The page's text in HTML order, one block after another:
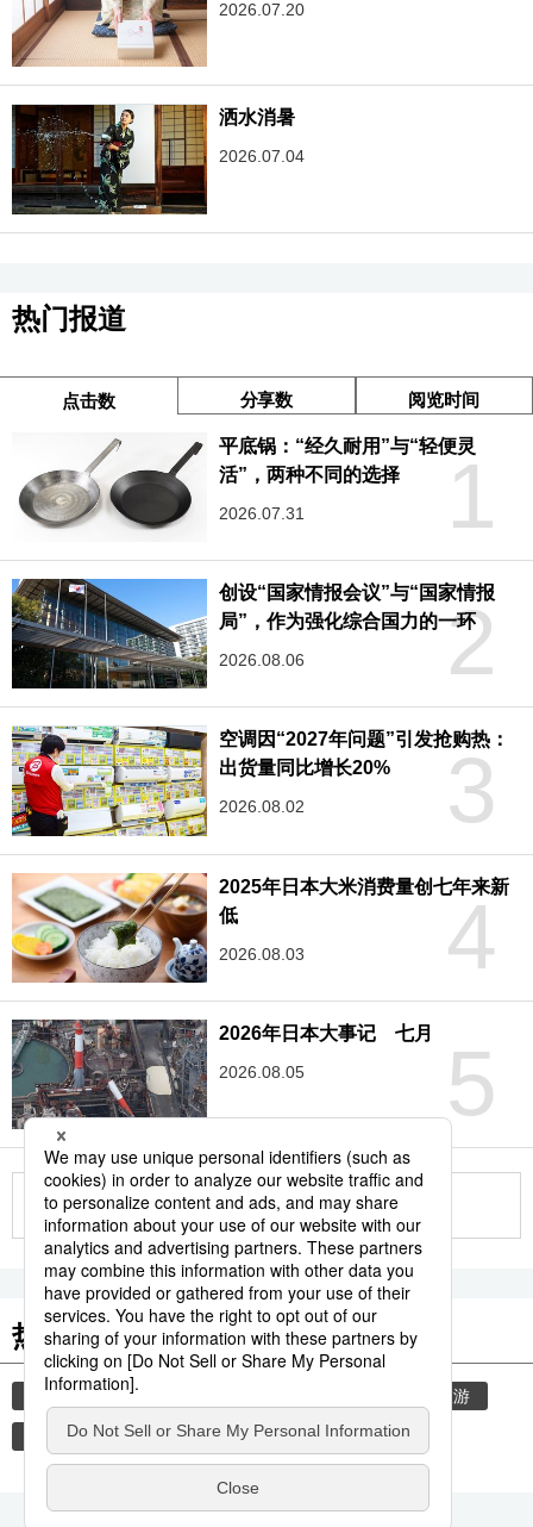
2026.07.20
洒水消暑
2026.07.04
热门报道
点击数 分享数 阅览时间
1
平底锅：“经久耐用”与“轻便灵
活”，两种不同的选择
2026.07.31
2
创设“国家情报会议”与“国家情报
局”，作为强化综合国力的一环
2026.08.06
3
空调因“2027年问题”引发抢购热：
出货量同比增长20%
2026.08.02
4
2025年日本大米消费量创七年来新
低
2026.08.03
5
2026年日本大事记 七月
2026.08.05
更多
热门关键词
日本进阶 生活与旅游
国际交流 地震 岁暮 京都